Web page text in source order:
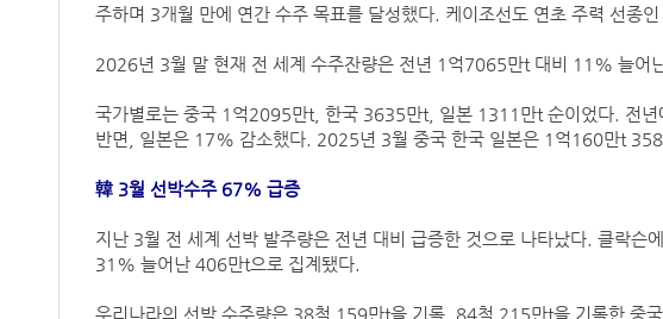
주하며 3개월 만에 연간 수주 목표를 달성했다. 케이조선도 연초 주력 선종
2026년 3월 말 현재 전 세계 수주잔량은 전년 1억7065만t 대비 11% 늘어
국가별로는 중국 1억2095만t, 한국 3635만t, 일본 1311만t 순이었다. 전
반면, 일본은 17% 감소했다. 2025년 3월 중국 한국 일본은 1억160만t
韓 3월 선박수주 67% 급증
지난 3월 전 세계 선박 발주량은 전년 대비 급증한 것으로 나타났다. 클락슨
31% 늘어난 406만t으로 집계됐다.
우리나라의 선박 수주량은 38척 159만t을 기록, 84척 215만t을 기록한 중